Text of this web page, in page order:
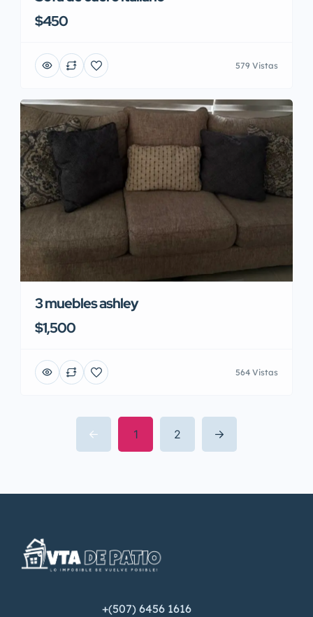
$450
579 Vistas
3 muebles ashley
$1,500
564 Vistas
1 2
+(507) 6456 1616